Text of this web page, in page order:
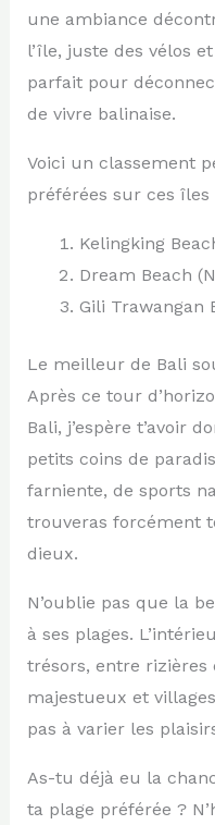
une ambiance
l’île, juste des vélos
parfait pour
de vivre balinaise.
Voici un classement
préférées sur ces îles
Kelingking
Dream Beach
Gili Trawangan
Le meilleur de Bali
Après ce tour
Bali, j’espère t’avoir
petits coins de
farniente, de sports
trouveras forcément
dieux.
N’oublie pas que la
à ses plages.
trésors, entre rizières
majestueux et
pas à varier les
As-tu déjà eu la
ta plage préférée ?